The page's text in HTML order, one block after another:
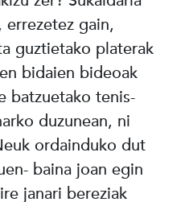
errezetez gain,
guztietako platerak
bidaien bideoak
batzuetako tenis-
duzunean, ni
ordainduko dut
baina joan egin
janari bereziak